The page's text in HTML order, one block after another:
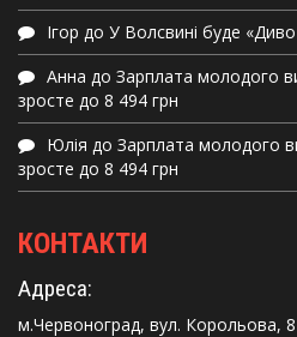
Ігор до У Волсвині буде
Анна до Зарплата молодого
зросте до 8 494 грн
Юлія до Зарплата молодого
зросте до 8 494 грн
КОНТАКТИ
Адреса:
м.Червоноград, вул. Корольова, 8